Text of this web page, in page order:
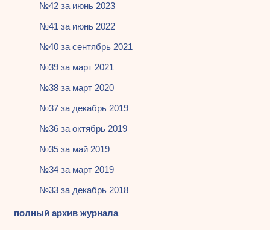
№42 за июнь 2023
№41 за июнь 2022
№40 за сентябрь 2021
№39 за март 2021
№38 за март 2020
№37 за декабрь 2019
№36 за октябрь 2019
№35 за май 2019
№34 за март 2019
№33 за декабрь 2018
полный архив журнала